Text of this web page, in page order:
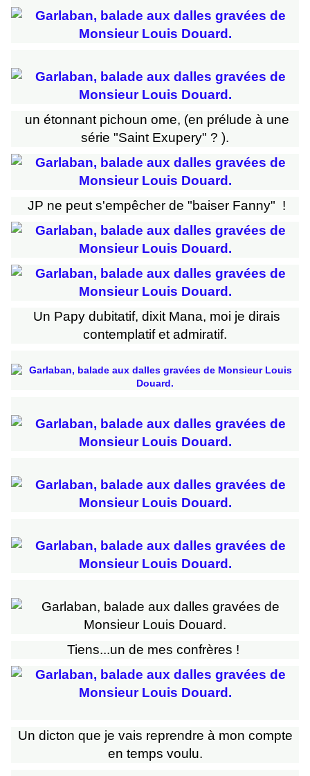
un étonnant pichoun ome, (en prélude à une
série "Saint Exupery" ? ).
JP ne peut s'empêcher de "baiser Fanny" !
Un Papy dubitatif, dixit Mana, moi je dirais
contemplatif et admiratif.
Tiens...un de mes confrères !
Un dicton que je vais reprendre à mon compte
en temps voulu.